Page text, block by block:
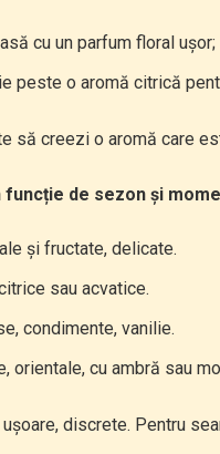
cu un parfum floral ușor;
peste o aromă citrică
să creezi o aromă care
de sezon și
și fructate, delicate.
sau acvatice.
condimente, vanilie.
orientale, cu ambră sau
discrete. Pentru